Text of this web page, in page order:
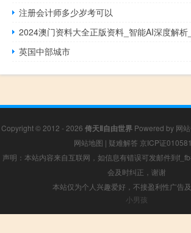
注册会计师多少岁考可以
英国中部城市
Copyright © 2012 - 2026 倚天Ⅱ自由世界Powered by 网
网站地图 | 疑难解答 京ICP证
声明：本站内容来自互联网，如信息有错误可发邮件到
会及时纠正，谢谢
本站仅为个人兴趣爱好，不接盈利性广告
小男孩